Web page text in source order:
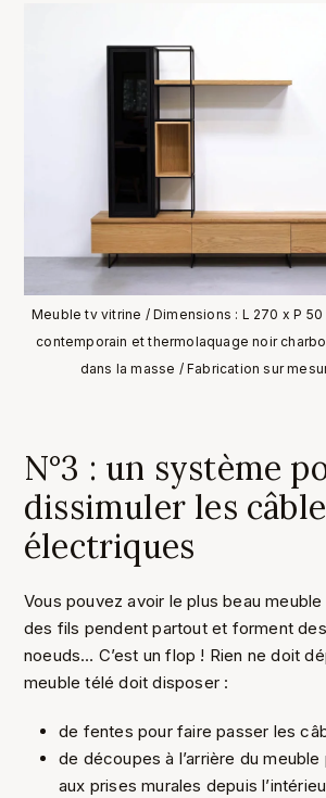
Meuble tv vitrine / Dimensions : L 270 x P
contemporain et thermolaquage noir
dans la masse / Fabrication sur
N°3 : un système
dissimuler les
électriques
Vous pouvez avoir le plus beau
des fils pendent partout et forment
noeuds… C’est un flop ! Rien ne doit
meuble télé doit disposer :
de fentes pour faire passer les
de découpes à l’arrière du
aux prises murales depuis